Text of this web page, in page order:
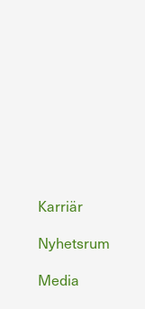
Sidfot
Karriär
Nyhetsrum
Media